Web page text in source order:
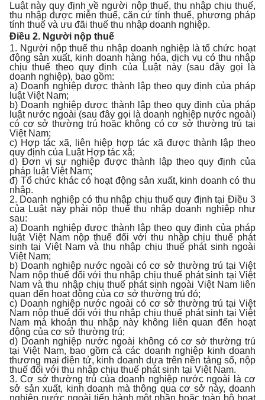
Luật này quy định về người nộp thuế, thu nhập chịu thuế,
thu nhập được miễn thuế, căn cứ tính thuế, phương pháp
tính thuế và ưu đãi thuế thu nhập doanh nghiệp.
Điều 2. Người nộp thuế
1. Người nộp thuế thu nhập doanh nghiệp là tổ chức hoạt
động sản xuất, kinh doanh hàng hóa, dịch vụ có thu nhập
chịu thuế theo quy định của Luật này (sau đây gọi là
doanh nghiệp), bao gồm:
a) Doanh nghiệp được thành lập theo quy định của pháp
luật Việt Nam;
b) Doanh nghiệp được thành lập theo quy định của pháp
luật nước ngoài (sau đây gọi là doanh nghiệp nước ngoài)
có cơ sở thường trú hoặc không có cơ sở thường trú tại
Việt Nam;
c) Hợp tác xã, liên hiệp hợp tác xã được thành lập theo
quy định của Luật Hợp tác xã;
d) Đơn vị sự nghiệp được thành lập theo quy định của
pháp luật Việt Nam;
đ) Tổ chức khác có hoạt động sản xuất, kinh doanh có thu
nhập.
2. Doanh nghiệp có thu nhập chịu thuế quy định tại Điều 3
của Luật này phải nộp thuế thu nhập doanh nghiệp như
sau:
a) Doanh nghiệp được thành lập theo quy định của pháp
luật Việt Nam nộp thuế đối với thu nhập chịu thuế phát
sinh tại Việt Nam và thu nhập chịu thuế phát sinh ngoài
Việt Nam;
b) Doanh nghiệp nước ngoài có cơ sở thường trú tại Việt
Nam nộp thuế đối với thu nhập chịu thuế phát sinh tại Việt
Nam và thu nhập chịu thuế phát sinh ngoài Việt Nam liên
quan đến hoạt động của cơ sở thường trú đó;
c) Doanh nghiệp nước ngoài có cơ sở thường trú tại Việt
Nam nộp thuế đối với thu nhập chịu thuế phát sinh tại Việt
Nam mà khoản thu nhập này không liên quan đến hoạt
động của cơ sở thường trú;
d) Doanh nghiệp nước ngoài không có cơ sở thường trú
tại Việt Nam, bao gồm cả các doanh nghiệp kinh doanh
thương mại điện tử, kinh doanh dựa trên nền tảng số, nộp
thuế đối với thu nhập chịu thuế phát sinh tại Việt Nam.
3. Cơ sở thường trú của doanh nghiệp nước ngoài là cơ
sở sản xuất, kinh doanh mà thông qua cơ sở này, doanh